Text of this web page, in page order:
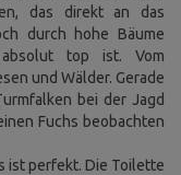
das direkt an das
durch hohe Bäume
absolut top ist. Vom
und Wälder. Gerade
bei der Jagd
Fuchs beobachten
ist perfekt. Die Toilette